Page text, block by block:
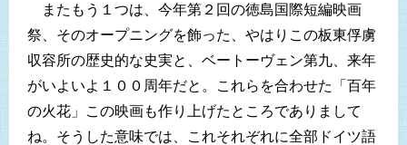
またもう１つは、今年第２回の徳島国際短編映画
祭、そのオープニングを飾った、やはりこの板東俘虜
収容所の歴史的な史実と、ベートーヴェン第九、来年
がいよいよ１００周年だと。これらを合わせた「百年
の火花」この映画も作り上げたところでありまして
ね。そうした意味では、これそれぞれに全部ドイツ語